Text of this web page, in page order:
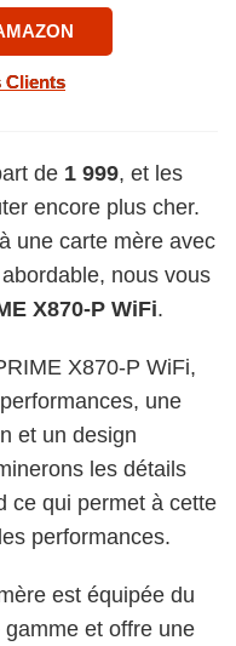
Clients
de 1 999, et les
encore plus cher.
une carte mère avec
nous vous
X870-P WiFi.
X870-P WiFi,
une
et un design
les détails
ce qui permet à cette
performances.
est équipée du
et offre une